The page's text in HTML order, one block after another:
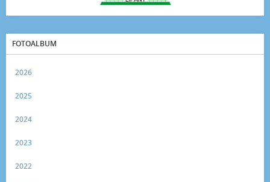
FOTOALBUM
2026
2025
2024
2023
2022